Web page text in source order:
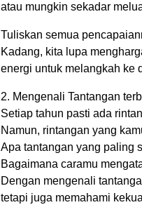
atau mungkin sekadar
Tuliskan semua
Kadang, kita lupa
energi untuk melangkah ke
2. Mengenali Tantangan
Setiap tahun pasti ada
Namun, rintangan yang
Apa tantangan yang paling
Bagaimana caramu
Dengan mengenali
tetapi juga memahami